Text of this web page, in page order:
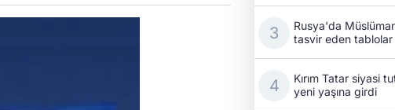
Rusya'da
tasvir eden tablolar
Kırım Tatar siyasi
yeni yaşına girdi